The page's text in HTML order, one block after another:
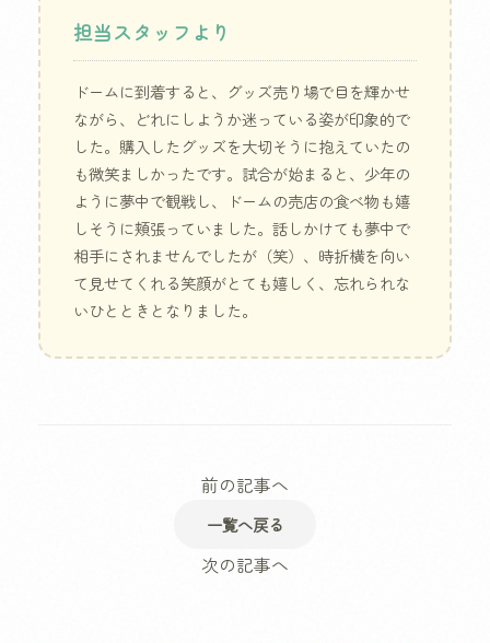
担当スタッフより
ドームに到着すると、グッズ売り場で目を輝かせ
ながら、どれにしようか迷っている姿が印象的で
した。購入したグッズを大切そうに抱えていたの
も微笑ましかったです。試合が始まると、少年の
ように夢中で観戦し、ドームの売店の食べ物も嬉
しそうに頬張っていました。話しかけても夢中で
相手にされませんでしたが（笑）、時折横を向い
て見せてくれる笑顔がとても嬉しく、忘れられな
いひとときとなりました。
前の記事へ
一覧へ戻る
次の記事へ